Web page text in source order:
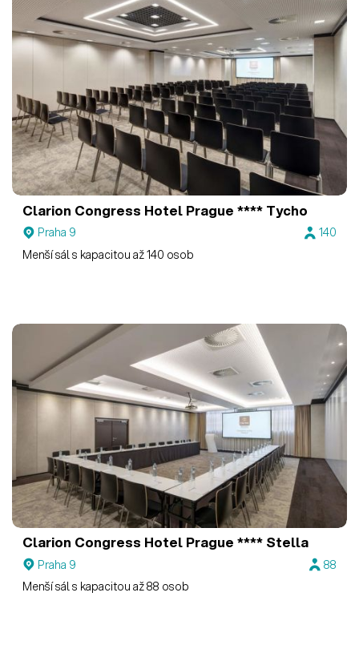
Clarion Congress Hotel Prague **** Tycho
Praha 9
140
Menší sál s kapacitou až 140 osob
Clarion Congress Hotel Prague **** Stella
Praha 9
88
Menší sál s kapacitou až 88 osob